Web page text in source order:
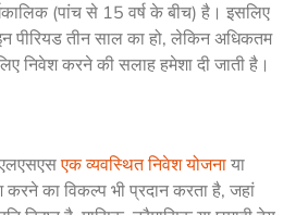
(पांच से 15 वर्ष के बीच) है। इसलिए
पीरियड तीन साल का हो, लेकिन अधिकतम
निवेश करने की सलाह हमेशा दी जाती है।
एक व्यवस्थित निवेश योजना या
का विकल्प भी प्रदान करता है, जहां